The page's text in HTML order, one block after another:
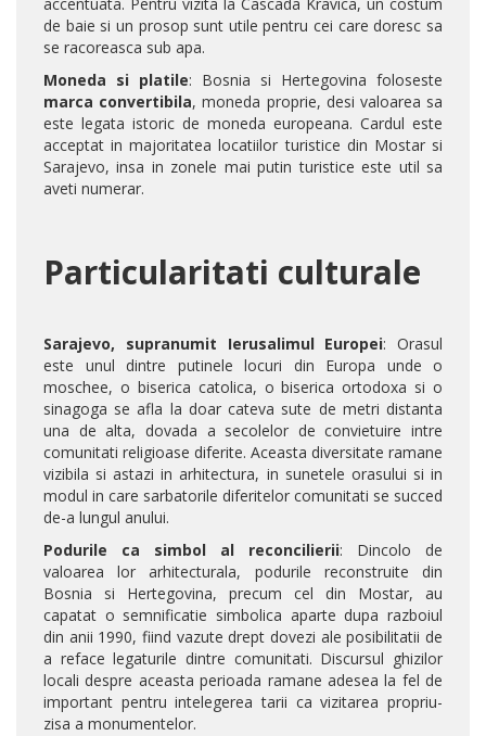
de baie si un prosop sunt utile pentru cei care doresc sa
se racoreasca sub apa.
Moneda si platile: Bosnia si Hertegovina foloseste
marca convertibila, moneda proprie, desi valoarea sa
este legata istoric de moneda europeana. Cardul este
acceptat in majoritatea locatiilor turistice din Mostar si
Sarajevo, insa in zonele mai putin turistice este util sa
aveti numerar.
Particularitati culturale
Sarajevo, supranumit Ierusalimul Europei: Orasul
este unul dintre putinele locuri din Europa unde o
moschee, o biserica catolica, o biserica ortodoxa si o
sinagoga se afla la doar cateva sute de metri distanta
una de alta, dovada a secolelor de convietuire intre
comunitati religioase diferite. Aceasta diversitate ramane
vizibila si astazi in arhitectura, in sunetele orasului si in
modul in care sarbatorile diferitelor comunitati se succed
de-a lungul anului.
Podurile ca simbol al reconcilierii: Dincolo de
valoarea lor arhitecturala, podurile reconstruite din
Bosnia si Hertegovina, precum cel din Mostar, au
capatat o semnificatie simbolica aparte dupa razboiul
din anii 1990, fiind vazute drept dovezi ale posibilitatii de
a reface legaturile dintre comunitati. Discursul ghizilor
locali despre aceasta perioada ramane adesea la fel de
important pentru intelegerea tarii ca vizitarea propriu-
zisa a monumentelor.